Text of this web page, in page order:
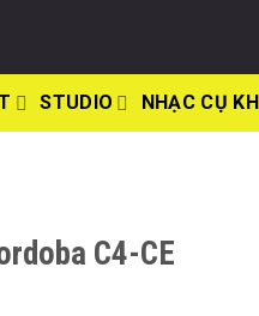
STUDIO NHẠC CỤ
C4-CE